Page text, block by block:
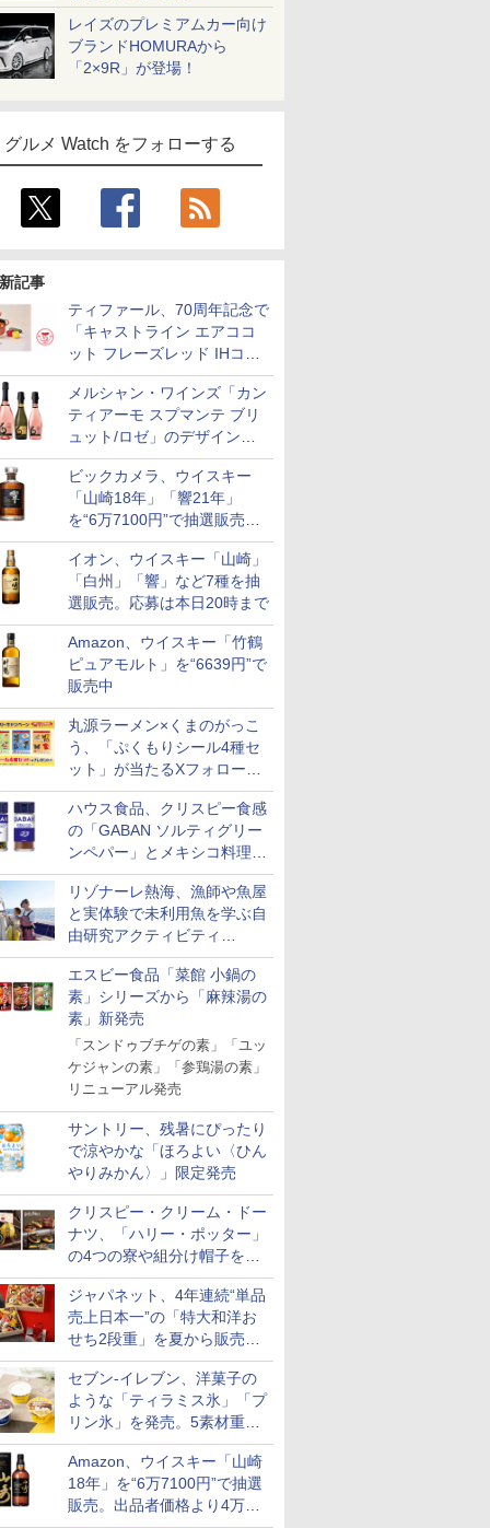
レイズのプレミアムカー向け
ブランドHOMURAから
「2×9R」が登場！
グルメ Watch をフォローする
記事
ティファール、70周年記念で
「キャストライン エアココ
ット フレーズレッド IHココ
ット鍋 24cm」数量限定発売
メルシャン・ワインズ「カン
ティアーモ スプマンテ ブリ
ュット/ロゼ」のデザインを
リニューアル。ハーフボトル
も登場
ビックカメラ、ウイスキー
「山崎18年」「響21年」
を“6万7100円”で抽選販売。
店頭で9日まで受付
イオン、ウイスキー「山崎」
「白州」「響」など7種を抽
選販売。応募は本日20時まで
Amazon、ウイスキー「竹鶴
ピュアモルト」を“6639円”で
販売中
丸源ラーメン×くまのがっこ
う、「ぷくもりシール4種セ
ット」が当たるXフォロー＆
リポストキャンペーン実施
ハウス食品、クリスピー食感
の「GABAN ソルティグリー
ンペパー」とメキシコ料理に
合う「GABAN チポトレペパ
ー」発売
リゾナーレ熱海、漁師や魚屋
と実体験で未利用魚を学ぶ自
由研究アクティビティ
「Fisherman's Academy」を
実施中
エスビー食品「菜館 小鍋の
素」シリーズから「麻辣湯の
素」新発売
「スンドゥブチゲの素」「ユッ
ケジャンの素」「参鶏湯の素」
リニューアル発売
サントリー、残暑にぴったり
で涼やかな「ほろよい〈ひん
やりみかん〉」限定発売
クリスピー・クリーム・ドー
ナツ、「ハリー・ポッター」
の4つの寮や組分け帽子をイ
メージしたドーナツなど発売
ジャパネット、4年連続“単品
売上日本一”の「特大和洋お
せち2段重」を夏から販売。
73品・年越しそば付き
セブン-イレブン、洋菓子の
ような「ティラミス氷」「プ
リン氷」を発売。5素材重ね
と2層仕立ての濃厚な味わい
Amazon、ウイスキー「山崎
18年」を“6万7100円”で抽選
販売。出品者価格より4万